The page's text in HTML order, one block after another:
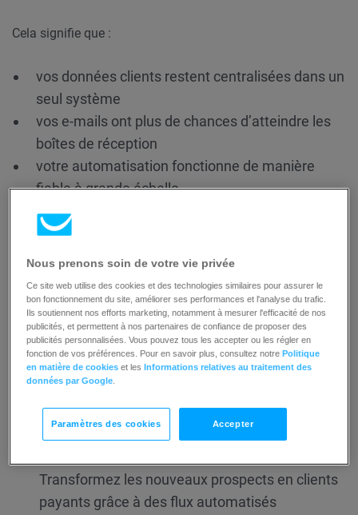
Cela signifie que :
vos données clients restent centralisées dans un
seul système
vos e-mails ont plus de chances d’atteindre les
boîtes de réception
votre automatisation fonctionne de manière
fiable à grande échelle
vos campagnes restent connectées sur tous les
canaux
Accompagnez vos clients à chaque
étape de leur parcours
GetResponse vous aide à créer des parcours clients
automatisés qui génèrent des revenus réguliers et
récurrents, de l’acquisition à la fidélisation en passant par
Parcours vers le premier achat
Transformez les nouveaux prospects en clients
payants grâce à des flux automatisés
Nous prenons soin de votre vie privée
Ce site web utilise des cookies et des technologies similaires pour assurer le
bon fonctionnement du site, améliorer ses performances et l'analyse du trafic.
Ils soutiennent nos efforts marketing, notamment à mesurer l'efficacité de nos
publicités, et permettent à nos partenaires de confiance de proposer des
publicités personnalisées. Vous pouvez tous les accepter ou les régler en
fonction de vos préférences. Pour en savoir plus, consultez notrePolitique
en matière de cookies et lesInformations relatives au traitement des
données par Google
Paramètres des cookies Accepter